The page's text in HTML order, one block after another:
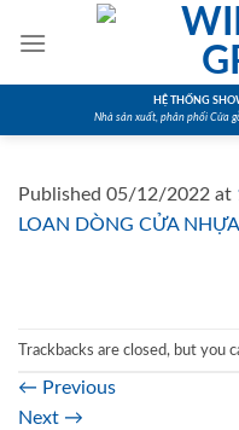
HỆ THỐNG
Nhà sản xuất, phân phối Cửa
Published 05/12/2022 at
LOAN DÒNG CỬA
Trackbacks are closed, but you
← Previous
Next →